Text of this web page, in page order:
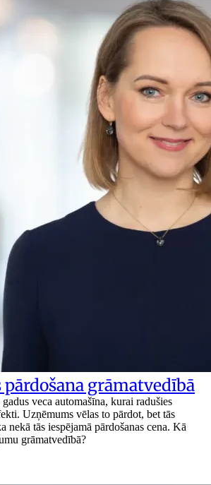
grāmatvedībā
veca automašīna, kurai radušies
Uzņēmums vēlas to pārdot, bet tās
nekā tās iespējamā pārdošanas cena. Kā
grāmatvedībā?